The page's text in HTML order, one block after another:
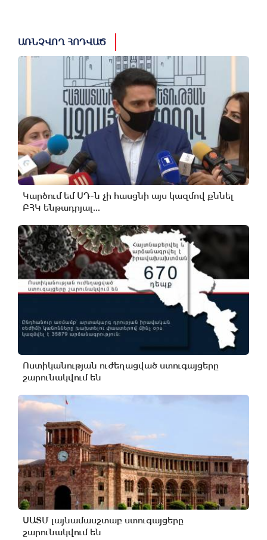
ԱՌՆՉՎՈՂ ՀՈԴՎԱԾ
Կարծում եմ ՍԴ-ն չի հասցնի այս կազմով քննել
ԲՀԿ ենթադրյալ...
Ոստիկանության ուժեղացված ստուգայցերը
շարունակվում են
ՍԱՏՄ լայնամասշտաբ ստուգայցերը
շարունակվում են